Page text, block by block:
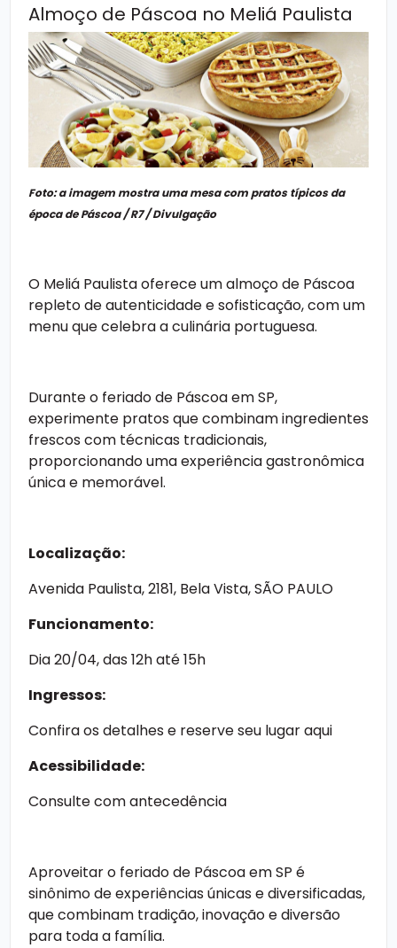
Almoço de Páscoa no Meliá Paulista
Foto: a imagem mostra uma mesa com pratos típicos da
época de Páscoa / R7 / Divulgação
O Meliá Paulista oferece um almoço de Páscoa
repleto de autenticidade e sofisticação, com um
menu que celebra a culinária portuguesa.
Durante o feriado de Páscoa em SP,
experimente pratos que combinam ingredientes
frescos com técnicas tradicionais,
proporcionando uma experiência gastronômica
única e memorável.
Localização:
Avenida Paulista, 2181, Bela Vista, SÃO PAULO
Funcionamento:
Dia 20/04, das 12h até 15h
Ingressos:
Confira os detalhes e reserve seu lugar aqui
Acessibilidade:
Consulte com antecedência
Aproveitar o feriado de Páscoa em SP é
sinônimo de experiências únicas e diversificadas,
que combinam tradição, inovação e diversão
para toda a família.